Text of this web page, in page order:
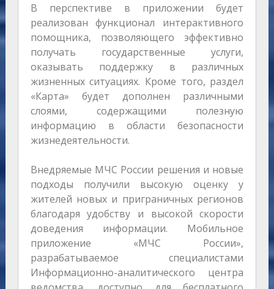
В перспективе в приложении будет
реализован функционал интерактивного
помощника, позволяющего эффективно
получать государственные услуги,
оказывать поддержку в различных
жизненных ситуациях. Кроме того, раздел
«Карта» будет дополнен различными
слоями, содержащими полезную
информацию в области безопасности
жизнедеятельности.
Внедряемые МЧС России решения и новые
подходы получили высокую оценку у
жителей новых и приграничных регионов
благодаря удобству и высокой скорости
доведения информации. Мобильное
приложение «МЧС России»,
разрабатываемое специалистами
Информационно-аналитического центра